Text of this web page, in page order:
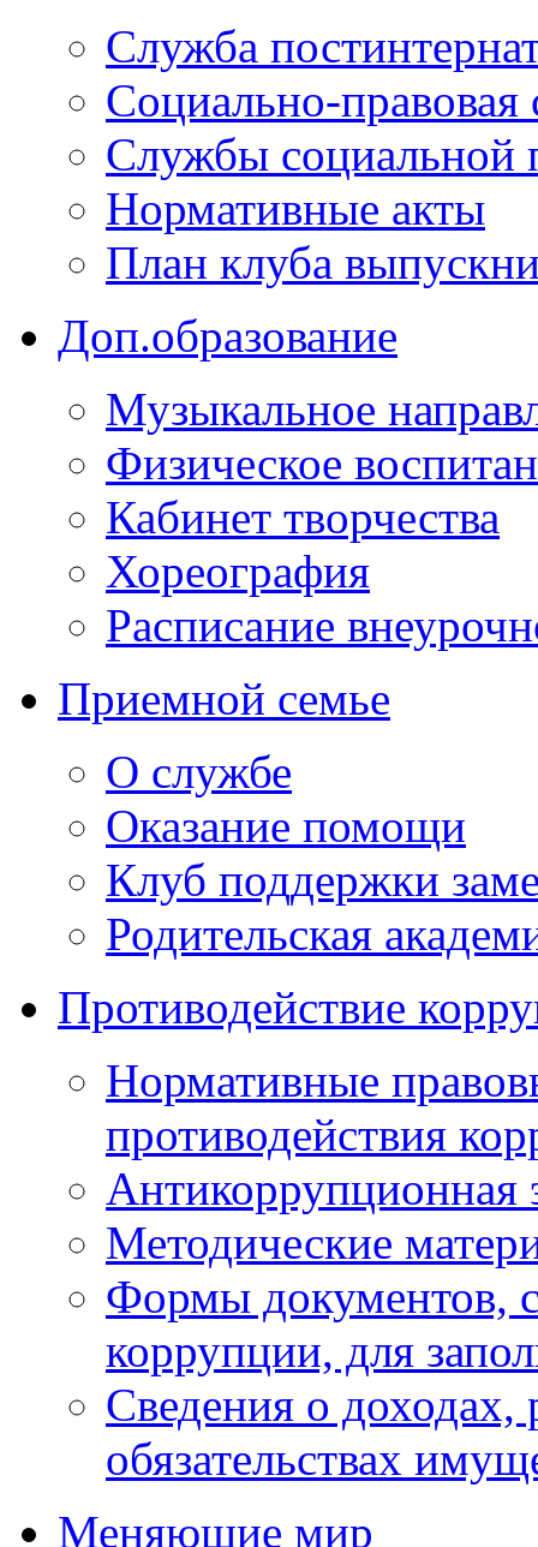
Служба
Социально-правовая
Службы социальной
Нормативные акты
План клуба
Доп.образование
Музыкальное
Физическое
Кабинет творчества
Хореография
Расписание
Приемной семье
О службе
Оказание помощи
Клуб поддержки
Родительская
Противодействие
Нормативные
противодействия
Антикоррупционная
Методические
Формы документов,
коррупции, для
Сведения о доходах,
обязательствах
Меняющие мир